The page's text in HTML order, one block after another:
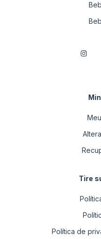
Tire
Política de